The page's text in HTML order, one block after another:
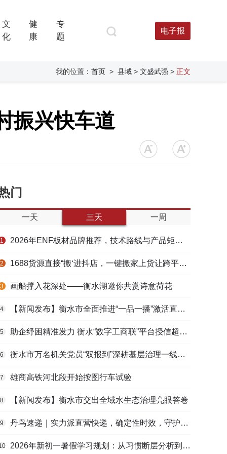
文
化
健
康
专
题
电子报
我的位置： 首页 > 县域 > 文盛武强 > 正文
振兴快车道
门
一天 三天 一周
1 2026年ENF板材品牌推荐，技术路线与产品矩阵梳理
2 1688货源直接“搬‘进抖店，一键搬家上货让跨平台选品不再割裂
3 画船撑入花深处——衡水湖邀你共赏诗意荷花
4 【新闻发布】衡水市全面推进“一品一播”激活直播电商发展新动能
5 助企纾困精准发力 衡水“数字工商联”平台授信超165亿元
6 衡水市万名机关党员“双报到”深耕基层治理一线观察
7 雄商高铁河北段开始按图行车试验
8 【新闻发布】衡水市交出全域水生态治理亮眼答卷
9 丹鸟速递｜实力派直营快递，确定性时效，守护高端货品寄递
2026年新初一暑假学习规划：从习惯断层分析到衔接课程选择的完整路径